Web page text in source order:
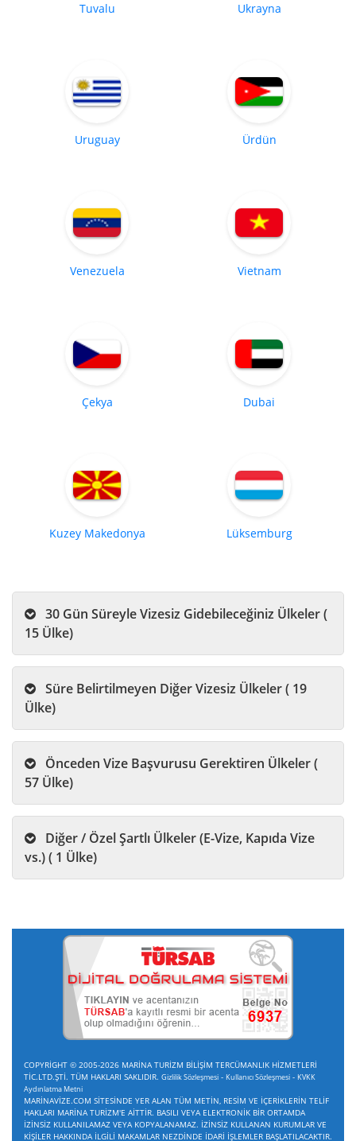
Tuvalu Ukrayna
Uruguay Ürdün
Venezuela Vietnam
Çekya Dubai
Kuzey Makedonya Lüksemburg
15 Ülke)
Ülke)
57 Ülke)
vs.) ( 1 Ülke)
COPYRİGHT © 2005-2026 MARİNA TURİZM BİLİŞİM TERCÜMANLIK HİZMETLERİ
TİC.LTD.ŞTİ. TÜM HAKLARI SAKLIDIR. Gizlilik Sözleşmesi - Kullanıcı Sözleşmesi - KVKK
Aydınlatma Metni
MARİNAVİZE.COM SİTESİNDE YER ALAN TÜM METİN, RESİM VE İÇERİKLERİN TELİF
HAKLARI MARİNA TURİZM'E AİTTİR. BASILI VEYA ELEKTRONİK BİR ORTAMDA
İZİNSİZ KULLANILAMAZ VEYA KOPYALANAMAZ. İZİNSİZ KULLANAN KURUMLAR VE
KİŞİLER HAKKINDA İLGİLİ MAKAMLAR NEZDİNDE İDARİ İŞLEMLER BAŞLATILACAKTIR.